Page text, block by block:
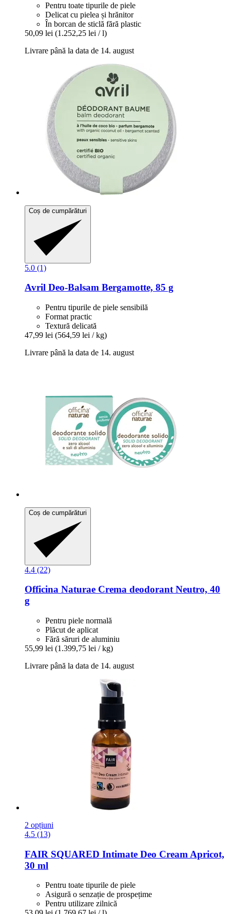
Pentru toate tipurile de piele
Delicat cu pielea și hrănitor
În borcan de sticlă fără plastic
50,09 lei (1.252,25 lei / l)
Livrare până la data de 14. august
Coș de cumpărături
5.0 (1)
Avril Deo-​Balsam Bergamotte, 85 g
Pentru tipurile de piele sensibilă
Format practic
Textură delicată
47,99 lei (564,59 lei / kg)
Livrare până la data de 14. august
Coș de cumpărături
4.4 (22)
Officina Naturae Crema deodorant Neutro, 40
g
Pentru piele normală
Plăcut de aplicat
Fără săruri de aluminiu
55,99 lei (1.399,75 lei / kg)
Livrare până la data de 14. august
2 opțiuni
4.5 (13)
FAIR SQUARED Intimate Deo Cream Apricot,
30 ml
Pentru toate tipurile de piele
Asigură o senzație de prospețime
Pentru utilizare zilnică